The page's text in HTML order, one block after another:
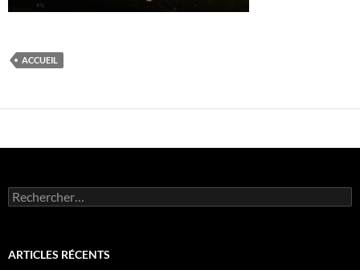
ACCUEIL
Rechercher :
ARTICLES RÉCENTS